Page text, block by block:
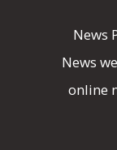
News
News
online